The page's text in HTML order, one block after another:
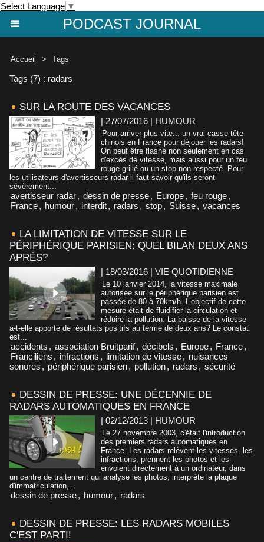
Select Language ▼
PODCAST JOURNAL
Accueil > Tags
Tags (7) : radars
SUR LA ROUTE DES VACANCES
| 27/07/2016 | HUMOUR
Pour arriver plus vite... un vrai casse-tête
chinois en France pour déjouer les radars!
On peut être flashé non seulement en cas
d'excès de vitesse, mais aussi pour un feu
rouge grillé ou un stop non respecté. Pour
les utilisateurs d'avertisseurs radar il faut savoir qu'ils seront
sévèrement...
avertisseur radar, dessin de presse, Europe, feu rouge,
France, humour, interdit, radars , stop, Suisse, vacances
LA LIMITATION DE VITESSE SUR LE
PÉRIPHÉRIQUE PARISIEN: QUEL BILAN DEUX ANS
APRÈS?
| 18/03/2016 | VIE QUOTIDIENNE
Le 10 janvier 2014, la vitesse maximale
autorisée sur le périphérique parisien est
passée de 80 à 70km/h. L’objectif de cette
mesure était de fluidifier la circulation et
réduire la pollution. La baisse de la vitesse
a-t-elle apporté de résultats positifs au terme de deux ans? Le constat
est...
accidents , association Bruitparif, décibels , Europe, France,
Franciliens , infractions , limitation de vitesse, nuisances
sonores , périphérique parisien, pollution, radars , sécurité
DESSIN DE PRESSE: UNE DÉCENNIE DE
RADARS AUTOMATIQUES EN FRANCE
| 02/12/2013 | HUMOUR
Le 27 novembre 2003, c'était l'introduction
des premiers radars automatiques en
France. Les radars relèvent les vitesses, les
infractions, prennent les photos et les
envoient directement à un ordinateur, dans
un centre de traitement qui analyse les photos, interprète la plaque
d'immatriculation,...
dessin de presse, humour, radars
DESSIN DE PRESSE: LES RADARS MOBILES
C'EST PARTI!